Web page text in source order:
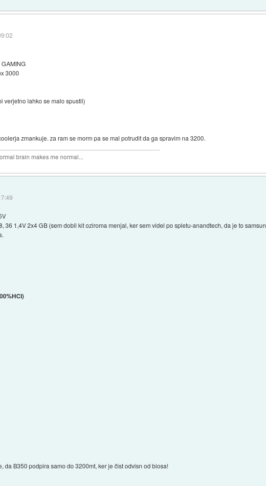
3000
verjetno lahko se malo spustil)
zmankuje. za ram se morm pa se mal potrudit da ga spravim na 3200.
brain makes me normal...
36 1,4V 2x4 GB (sem dobil kit oziroma menjal, ker sem videl po spletu-anandtech, da je to
da B350 podpira samo do 3200mt, ker je čist odvisn od biosa!